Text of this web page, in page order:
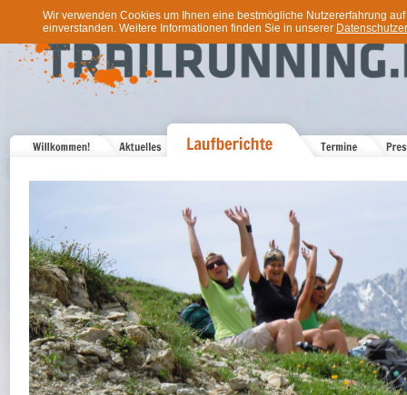
Wir verwenden Cookies um Ihnen eine bestmögliche Nutzererfahrung
einverstanden. Weitere Informationen finden Sie in unserer